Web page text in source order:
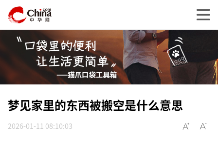
梦见家里的东西被搬空是什么意思
2026-01-11 08:10:03